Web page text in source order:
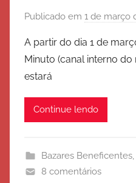
Publicado em 1 de março
A partir do dia 1 de
Minuto (canal interno
estará
Continue lendo
Bazares Beneficentes,
8 comentários